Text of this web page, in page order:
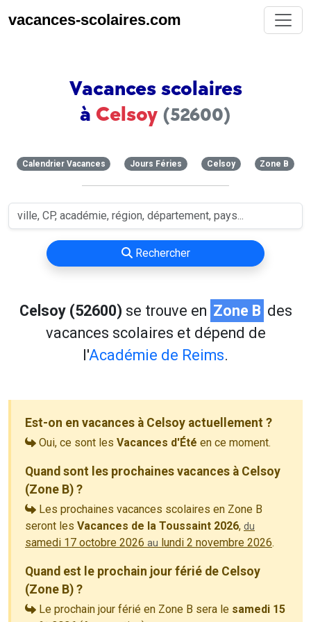
vacances-scolaires.com
Vacances scolaires
à Celsoy (52600)
Calendrier Vacances Jours Féries Celsoy Zone B
Rechercher
Celsoy (52600) se trouve en Zone B des
vacances scolaires et dépend de
l'Académie de Reims.
Est-on en vacances à Celsoy actuellement ?
Oui, ce sont les Vacances d'Été en ce moment.
Quand sont les prochaines vacances à Celsoy
(Zone B) ?
Les prochaines vacances scolaires en Zone B
seront les Vacances de la Toussaint 2026, du
samedi 17 octobre 2026 au lundi 2 novembre 2026.
Quand est le prochain jour férié de Celsoy
(Zone B) ?
Le prochain jour férié en Zone B sera le samedi 15